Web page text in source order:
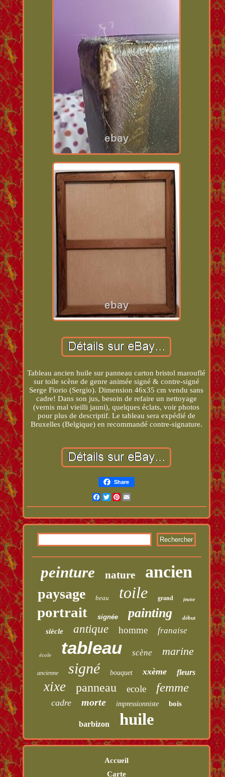
Tableau ancien huile sur panneau carton bristol marouflé
sur toile scène de genre animée signé & contre-signé
Serge Fiorio (Sergio). Dimension 46x35 cm vendu sans
cadre! Dans son jus, besoin de refaire un nettoyage
(vernis mal vieilli jauni), quelques éclats, voir photos
pour plus de descriptif. Le tableau sera expédié de
Bruxelles (Belgique) en recommandé contre-signature.
Share
Facebook
TwitterPinterest
peinture nature ancien
paysage beau toile grand jeune
portrait signée painting début
siècle antique homme franaise
école tableau scène marine
ancienne signé bouquet xxème fleurs
xixe panneau ecole femme
cadre morte impressionniste bois
barbizon huile
Accueil
Carte